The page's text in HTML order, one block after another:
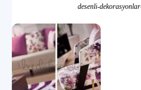
desenli-